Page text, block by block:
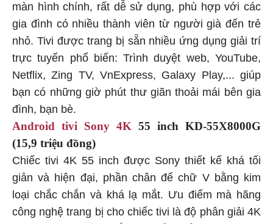
màn hình chính, rất dễ sử dụng, phù hợp với các
gia đình có nhiều thành viên từ người già đến trẻ
nhỏ. Tivi được trang bị sẵn nhiều ứng dụng giải trí
trực tuyến phổ biến: Trình duyệt web, YouTube,
Netflix, Zing TV, VnExpress, Galaxy Play,... giúp
bạn có những giờ phút thư giãn thoải mái bên gia
đình, bạn bè.
Android tivi Sony 4K 55 inch KD-55X8000G
(15,9 triệu đồng)
Chiếc tivi 4K 55 inch được Sony thiết kế khá tối
giản và hiện đại, phần chân đế chữ V bằng kim
loại chắc chắn và khá lạ mắt. Ưu điểm mà hãng
công nghệ trang bị cho chiếc tivi là độ phân giải 4K